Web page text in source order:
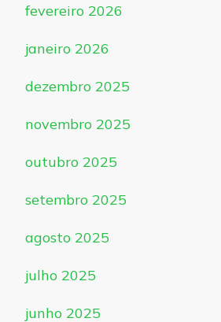
fevereiro 2026
janeiro 2026
dezembro 2025
novembro 2025
outubro 2025
setembro 2025
agosto 2025
julho 2025
junho 2025